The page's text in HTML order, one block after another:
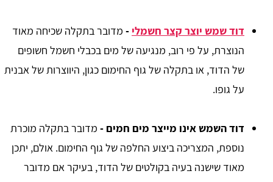
דוד שמש יוצר קצר חשמלי - מדובר בתקלה שכיחה מאוד
הנוצרת, על פי רוב, מנגיעה של מים בכבלי חשמל חשופים
של הדוד, או בתקלה של גוף החימום כגון, היווצרות של אבנית
על גופו.
דוד השמש אינו מייצר מים חמים - מדובר בתקלה מוכרת
נוספת, המצריכה ביצוע החלפה של גוף החימום. אולם, יתכן
מאוד שישנה בעיה בקולטים של הדוד, בעיקר אם מדובר